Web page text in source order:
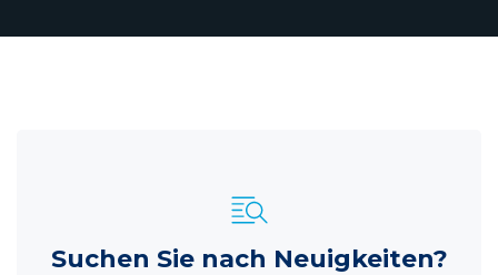
Suchen Sie nach Neuigkeiten?